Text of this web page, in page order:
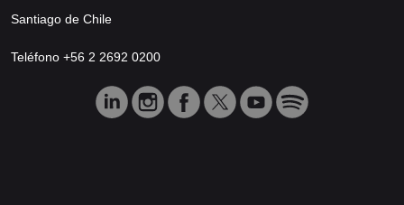
Santiago de Chile
Teléfono +56 2 2692 0200